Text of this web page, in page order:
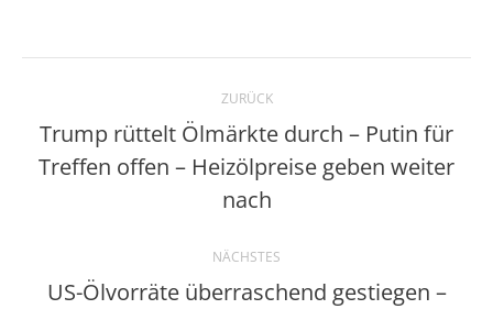
Kommentarnavigation
ZURÜCK
Vorheriger
Beitrag:
Trump rüttelt Ölmärkte durch – Putin für
Treffen offen – Heizölpreise geben weiter
nach
NÄCHSTES
US-Ölvorräte überraschend gestiegen –